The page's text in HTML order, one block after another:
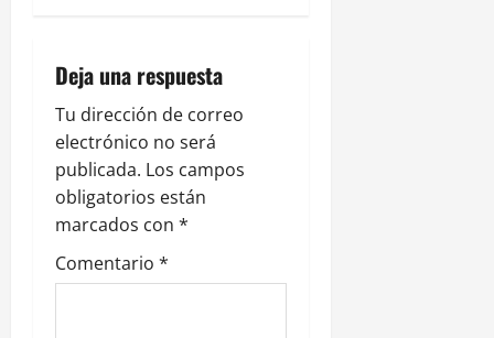
c
i
ó
n
d
e
Deja una respuesta
Tu dirección de correo
electrónico no será
publicada. Los campos
obligatorios están
marcados con *
Comentario *